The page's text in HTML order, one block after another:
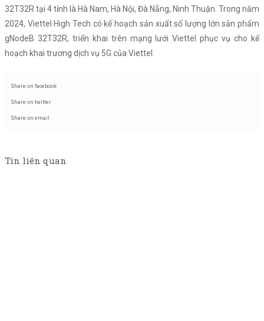
32T32R tại 4 tỉnh là Hà Nam, Hà Nội, Đà Nẵng, Ninh Thuận. Trong năm
2024, Viettel High Tech có kế hoạch sản xuất số lượng lớn sản phẩm
gNodeB 32T32R, triển khai trên mạng lưới Viettel phục vụ cho kế
hoạch khai trương dịch vụ 5G của Viettel.
Share on facebook
Share on twitter
Share on email
Tin liên quan